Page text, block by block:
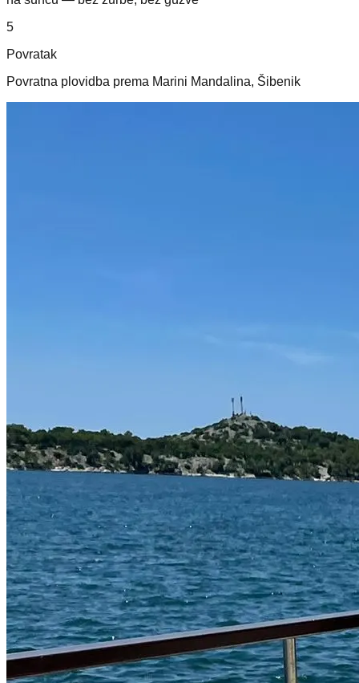
5
Povratak
Povratna plovidba prema Marini Mandalina, Šibenik